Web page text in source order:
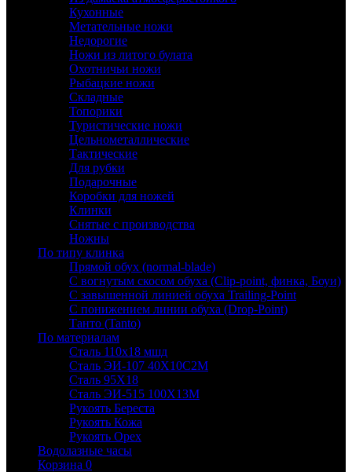
Кухонные
Метательные ножи
Недорогие
Ножи из литого булата
Охотничьи ножи
Рыбацкие ножи
Складные
Топорики
Туристические ножи
Цельнометаллические
Тактические
Для рубки
Подарочные
Коробки для ножей
Клинки
Снятые с производства
Ножны
По типу клинка
Прямой обух (normal-blade)
С вогнутым скосом обуха (Clip-point, финка, Боуи)
С завышенной линией обуха Trailing-Point
С понижением линии обуха (Drop-Point)
Танто (Tanto)
По материалам
Сталь 110х18 мшд
Сталь ЭИ-107 40Х10С2М
Сталь 95Х18
Сталь ЭИ-515 100Х13М
Рукоять Береста
Рукоять Кожа
Рукоять Орех
Водолазные часы
Корзина 0